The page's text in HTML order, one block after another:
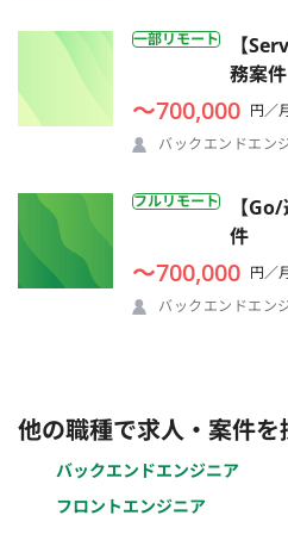
一部リモート
【
務案件
〜700,000 円／
バックエンドエン
フルリモート
【
件
〜700,000 円／
バックエンドエン
他の職種で求人・案件を
バックエンドエンジニア
フロントエンジニア